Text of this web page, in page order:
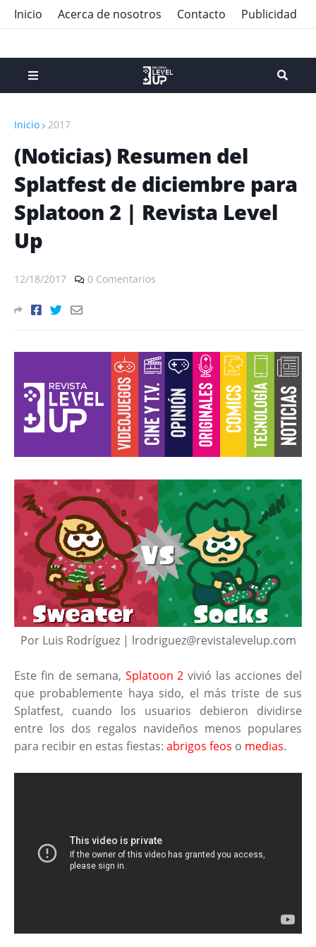
Inicio Acerca de nosotros Contacto Publicidad
Inicio 2017
(Noticias) Resumen del
Splatfest de diciembre para
Splatoon 2 | Revista Level
Up
12/18/2017 0 Comentarios
Por Luis Rodríguez | lrodriguez@revistalevelup.com
Este fin de semana, Splatoon 2 vivió las acciones del
que probablemente haya sido, el más triste de sus
Splatfest, cuando los usuarios debieron dividirse
entre los dos regalos navideños menos populares
para recibir en estas fiestas: abrigos feos o medias.